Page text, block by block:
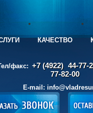
КАЧЕСТВО
факс: +7 (4922) 44-77-
77-82-00
E-mail: